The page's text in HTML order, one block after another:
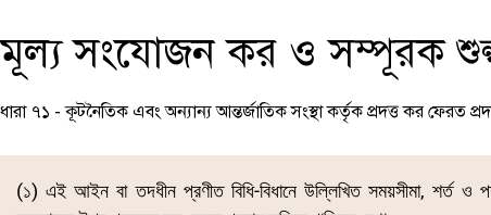
মূল্য সংযোজন কর ও সম্পূরক
ধারা ৭১ - কূটনৈতিক এবং অন্যান্য আন্তর্জাতিক সংস্থা কর্তৃক প্রদত্ত কর ফেরত
(১) এই আইন বা তদধীন প্রণীত বিধি-বিধানে উল্লিখিত সময়সীমা, শর্ত ও